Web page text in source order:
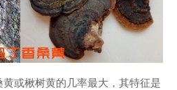
或楸树黄的几率最大，其特征是